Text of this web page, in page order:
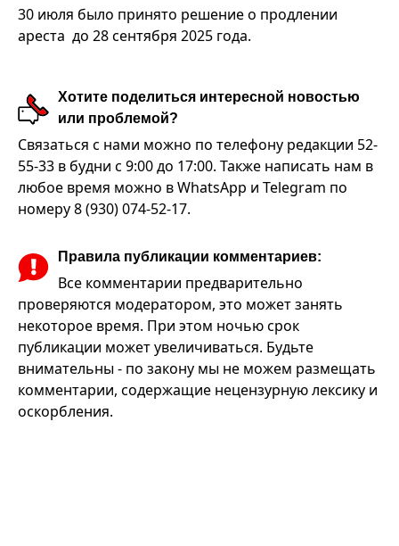
30 июля было принято решение о продлении
ареста до 28 сентября 2025 года.
Хотите поделиться интересной новостью
или проблемой?
Связаться с нами можно по телефону редакции 52-
55-33 в будни с 9:00 до 17:00. Также написать нам в
любое время можно в WhatsApp и Telegram по
номеру 8 (930) 074-52-17.
Правила публикации комментариев:
Все комментарии предварительно
проверяются модератором, это может занять
некоторое время. При этом ночью срок
публикации может увеличиваться. Будьте
внимательны - по закону мы не можем размещать
комментарии, содержащие нецензурную лексику и
оскорбления.